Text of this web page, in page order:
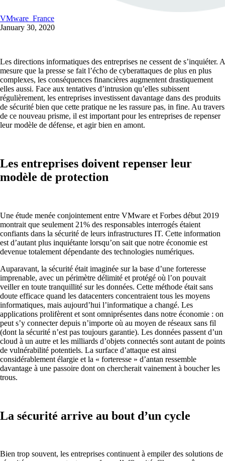
VMware_France
January 30, 2020
Les directions informatiques des entreprises ne cessent de s’inquiéter. A
mesure que la presse se fait l’écho de cyberattaques de plus en plus
complexes, les conséquences financières augmentent drastiquement
elles aussi. Face aux tentatives d’intrusion qu’elles subissent
régulièrement, les entreprises investissent davantage dans des produits
de sécurité bien que cette pratique ne les rassure pas, in fine. Au travers
de ce nouveau prisme, il est important pour les entreprises de repenser
leur modèle de défense, et agir bien en amont.
Les entreprises doivent repenser leur
modèle de protection
Une étude menée conjointement entre VMware et Forbes début 2019
montrait que seulement 21% des responsables interrogés étaient
confiants dans la sécurité de leurs infrastructures IT. Cette information
est d’autant plus inquiétante lorsqu’on sait que notre économie est
devenue totalement dépendante des technologies numériques.
Auparavant, la sécurité était imaginée sur la base d’une forteresse
imprenable, avec un périmètre délimité et protégé où l’on pouvait
veiller en toute tranquillité sur les données. Cette méthode était sans
doute efficace quand les datacenters concentraient tous les moyens
informatiques, mais aujourd’hui l’informatique a changé. Les
applications prolifèrent et sont omniprésentes dans notre économie : on
peut s’y connecter depuis n’importe où au moyen de réseaux sans fil
(dont la sécurité n’est pas toujours garantie). Les données passent d’un
cloud à un autre et les milliards d’objets connectés sont autant de points
de vulnérabilité potentiels. La surface d’attaque est ainsi
considérablement élargie et la « forteresse » d’antan ressemble
davantage à une passoire dont on chercherait vainement à boucher les
trous.
La sécurité arrive au bout d’un cycle
Bien trop souvent, les entreprises continuent à empiler des solutions de